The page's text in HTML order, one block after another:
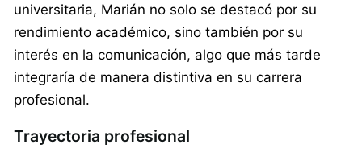
universitaria, Marián no solo se destacó por su
rendimiento académico, sino también por su
interés en la comunicación, algo que más tarde
integraría de manera distintiva en su carrera
profesional.
Trayectoria profesional